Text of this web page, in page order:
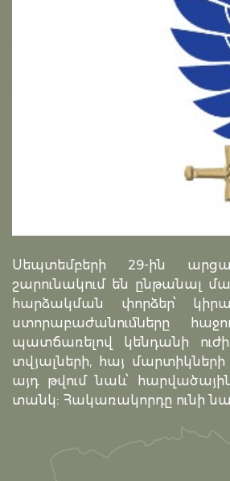
Սեպտեմբերի 29-ին
շարունակում են ընթանալ
հարձակման փորձեր՝
ստորաբաժանումները
պատճառելով կենդանի
տվյալների, հայ մարտիկների
այդ թվում նաև՝
տանկ: Հակառակորդը ունի